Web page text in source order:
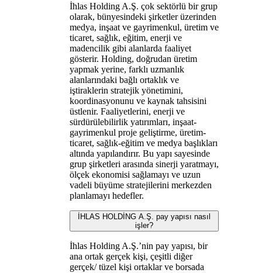
İhlas Holding A.Ş. çok sektörlü bir grup
olarak, bünyesindeki şirketler üzerinden
medya, inşaat ve gayrimenkul, üretim ve
ticaret, sağlık, eğitim, enerji ve
madencilik gibi alanlarda faaliyet
gösterir. Holding, doğrudan üretim
yapmak yerine, farklı uzmanlık
alanlarındaki bağlı ortaklık ve
iştiraklerin stratejik yönetimini,
koordinasyonunu ve kaynak tahsisini
üstlenir. Faaliyetlerini, enerji ve
sürdürülebilirlik yatırımları, inşaat-
gayrimenkul proje geliştirme, üretim-
ticaret, sağlık-eğitim ve medya başlıkları
altında yapılandırır. Bu yapı sayesinde
grup şirketleri arasında sinerji yaratmayı,
ölçek ekonomisi sağlamayı ve uzun
vadeli büyüme stratejilerini merkezden
planlamayı hedefler.
İHLAS HOLDİNG A.Ş. pay yapısı nasıl
işler?
İhlas Holding A.Ş.’nin pay yapısı, bir
ana ortak gerçek kişi, çeşitli diğer
gerçek/ tüzel kişi ortaklar ve borsada